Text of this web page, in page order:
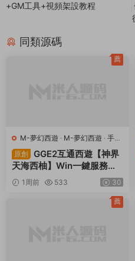
+GM工具+視頻架設教程
同類源碼
M-夢幻西遊 · M-夢幻西遊 · 手遊
服務端 · 端遊服務端
原創
GGE2互通西遊【神界
天海西柚】Win一鍵服務端
+安卓蘋果PC三端+内置GM
工具+全套源碼+視頻架設教
1周前 533 30
薦
薦